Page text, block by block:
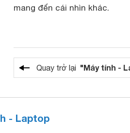
mang đến cái nhìn khác.
Quay trở lại "Máy tính -
- Laptop